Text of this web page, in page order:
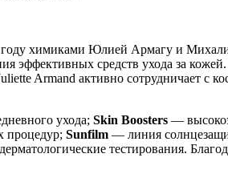
химиками Юлией Армагу и
эффективных средств ухода за
Armand активно сотрудничает с
ухода; Skin Boosters —
процедур; Sunfilm — линия
тестирования.